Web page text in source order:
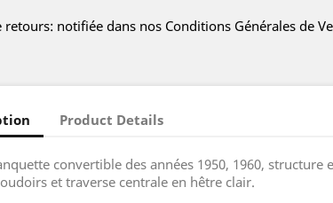
retours: notifiée dans nos Conditions Générales de
Product Details
convertible des années 1950, 1960, structure
et traverse centrale en hêtre clair.